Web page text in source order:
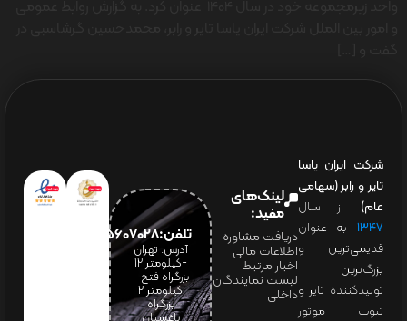
شرکت ایران یاسا
تایر و رابر (سهامی
عام) از سال
۱۳۴۷ به عنوان
قدیمی‌ترین و
بزرگ‌ترین
تولیدکننده تایر و
تیوب موتور
لینک‌های
مفید:
دریافت مشاوره
اطلاعات مالی
اخبار مرتبط
لیست نمایندگان
داخلی
تلفن:65607028(021)
آدرس: تهران
-کیلومتر 12
بزرگراه فتح –
کیلومتر ۲
بزرگراه